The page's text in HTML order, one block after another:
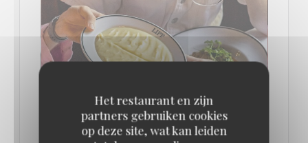
Het restaurant en zijn
partners gebruiken cookies
op deze site, wat kan leiden